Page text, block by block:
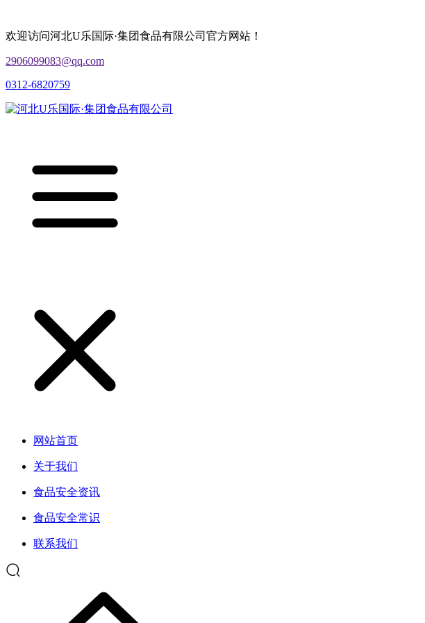
欢迎访问河北U乐国际·集团食品有限公司官方网站！
2906099083@qq.com
0312-6820759
网站首页
关于我们
食品安全资讯
食品安全常识
联系我们